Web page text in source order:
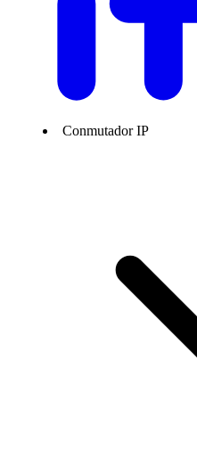
Conmutador IP